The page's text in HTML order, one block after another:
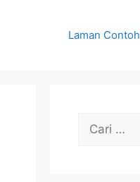
Laman Contoh
Cari